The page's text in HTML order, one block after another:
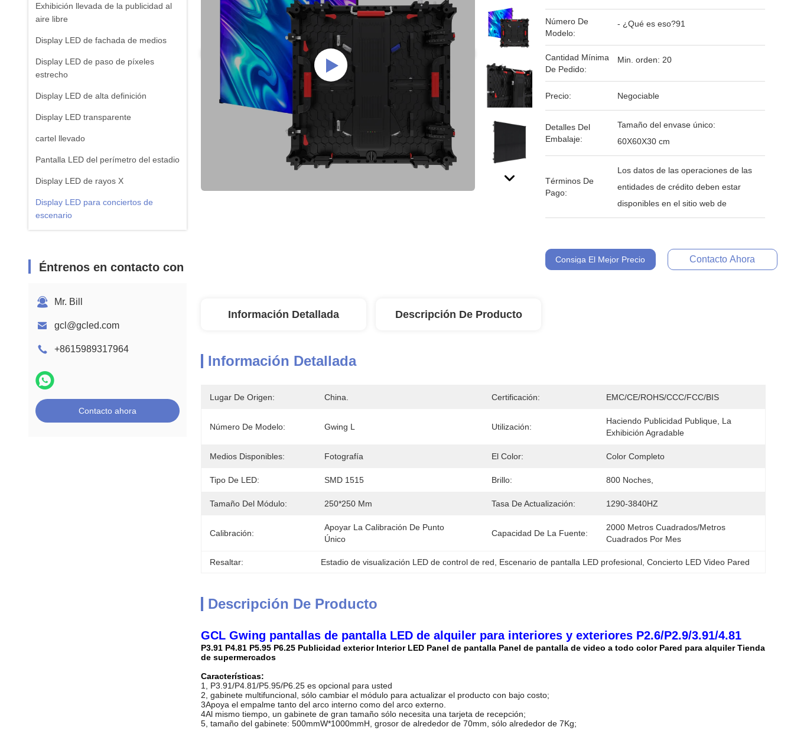
Exhibición llevada de la publicidad al
aire libre
Display LED de fachada de medios
Display LED de paso de píxeles
estrecho
Display LED de alta definición
Display LED transparente
cartel llevado
Pantalla LED del perímetro del estadio
Display LED de rayos X
Display LED para conciertos de
escenario
Éntrenos en contacto con
Mr. Bill
gcl@gcled.com
+8615989317964
Contacto ahora
Número De
Modelo:
- ¿Qué es eso?91
Cantidad Mínima
De Pedido:
Min. orden: 20
Precio: Negociable
Detalles Del
Embalaje:
Tamaño del envase único:
60X60X30 cm
Términos De
Pago:
Los datos de las operaciones de las
entidades de crédito deben estar
disponibles en el sitio web de
Consiga El Mejor Precio Contacto Ahora
Información Detallada Descripción De Producto
Información Detallada
Lugar De Origen: China. Certificación: EMC/CE/ROHS/CCC/FCC/BIS
Número De Modelo: Gwing L Utilización:
Haciendo Publicidad Publique, La
Exhibición Agradable
Medios Disponibles: Fotografía El Color: Color Completo
Tipo De LED: SMD 1515 Brillo: 800 Noches,
Tamaño Del Módulo: 250*250 Mm Tasa De Actualización: 1290-3840HZ
Calibración:
Apoyar La Calibración De Punto
Único
Capacidad De La Fuente:
2000 Metros Cuadrados/metros
Cuadrados Por Mes
Resaltar: Estadio de visualización LED de control de red Escenario de pantalla LED profesional , Concierto LED Video Pared
Descripción De Producto
GCL Gwing pantallas de pantalla LED de alquiler para interiores y exteriores P2.6/P2.9/3.91/4.81
P3.91 P4.81 P5.95 P6.25 Publicidad exterior Interior LED Panel de pantalla Panel de pantalla de video a todo color Pared para alquiler Tienda
de supermercados
Características:
1, P3.91/P4.81/P5.95/P6.25 es opcional para usted
2, gabinete multifuncional, sólo cambiar el módulo para actualizar el producto con bajo costo;
3Apoya el empalme tanto del arco interno como del arco externo.
4Al mismo tiempo, un gabinete de gran tamaño sólo necesita una tarjeta de recepción;
5, tamaño del gabinete: 500mmW*1000mmH, grosor de alrededor de 70mm, sólo alrededor de 7Kg;